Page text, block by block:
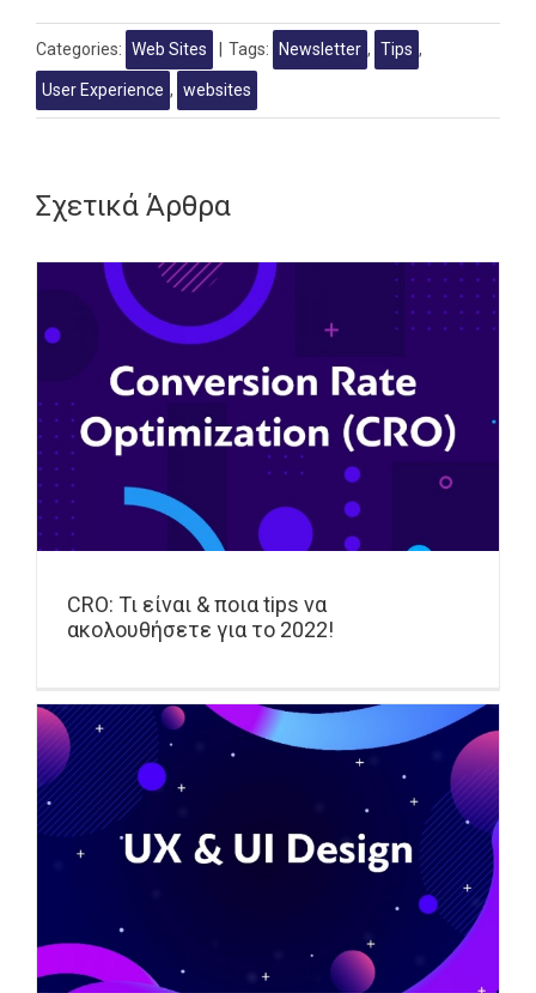
Categories: Web Sites Tags: Newsletter , Tips ,
User Experience , websites
Σχετικά Άρθρα
CRO: Τι είναι & ποια tips να
ακολουθήσετε για το 2022!